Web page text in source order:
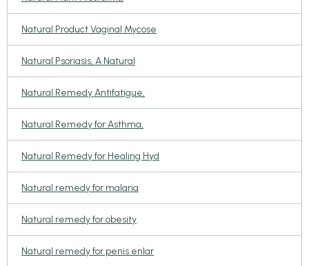
Natural Product Vaginal Mycose
Natural Psoriasis, A Natural
Natural Remedy Antifatigue,
Natural Remedy for Asthma,
Natural Remedy for Healing Hyd
Natural remedy for malaria
Natural remedy for obesity
Natural remedy for penis enlar